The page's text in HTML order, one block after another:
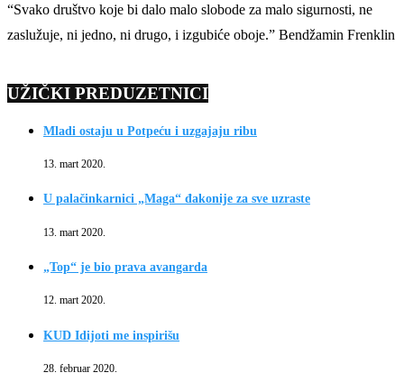
“Svako društvo koje bi dalo malo slobode za malo sigurnosti, ne
zaslužuje, ni jedno, ni drugo, i izgubiće oboje.” Bendžamin Frenklin
UŽIČKI PREDUZETNICI
Mladi ostaju u Potpeću i uzgajaju ribu
13. mart 2020.
U palačinkarnici „Maga“ đakonije za sve uzraste
13. mart 2020.
„Top“ je bio prava avangarda
12. mart 2020.
KUD Idijoti me inspirišu
28. februar 2020.